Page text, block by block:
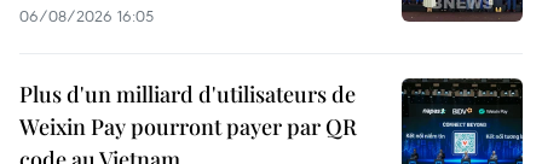
06/08/2026 16:05
Plus d'un milliard d'utilisateurs de
Weixin Pay pourront payer par QR